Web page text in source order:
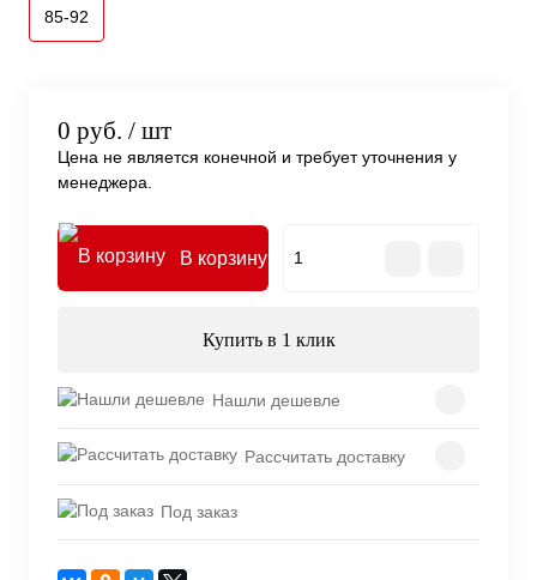
85-92
0 руб. / шт
Цена не является конечной и требует уточнения у
менеджера.
В корзину
Купить в 1 клик
Нашли дешевле
Рассчитать доставку
Под заказ